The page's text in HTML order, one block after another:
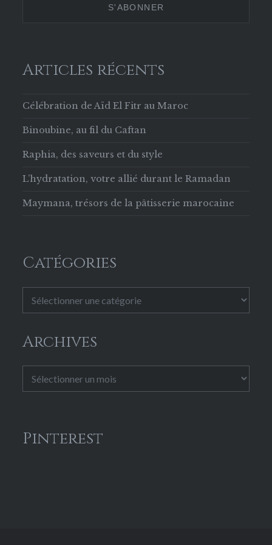
Articles récents
Célébration de Aïd El Fitr au Maroc
Binoubine, au fil du Caftan
Raphia, des saveurs et du style
L’hydratation, votre allié durant le Ramadan
Maymana, trésors de la pâtisserie marocaine
Catégories
Archives
Pinterest